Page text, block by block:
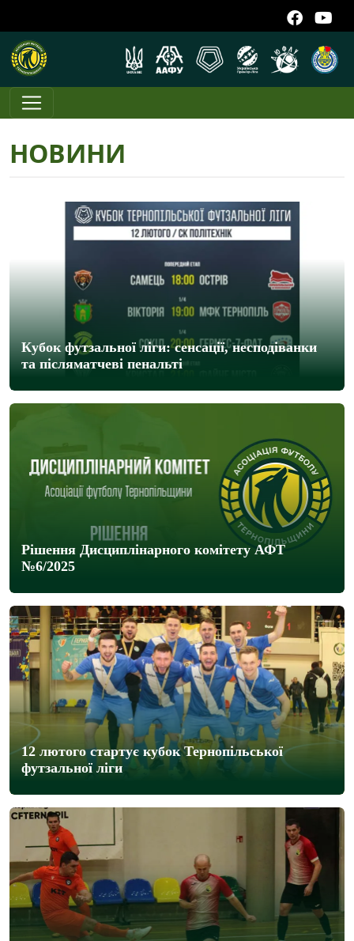
НОВИНИ
Кубок футзальної ліги: сенсації, несподіванки
та післяматчеві пенальті
Рішення Дисциплінарного комітету АФТ
№6/2025
12 лютого стартує кубок Тернопільської
футзальної ліги